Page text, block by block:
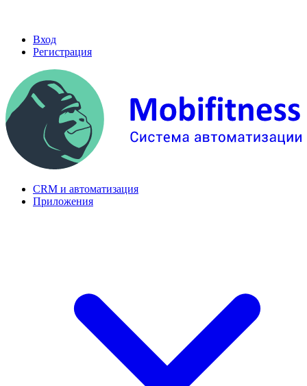
Вход
Регистрация
CRM и автоматизация
Приложения